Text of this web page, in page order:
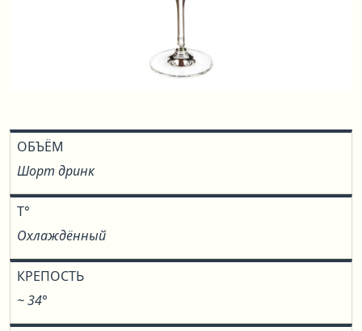
ОБЪЁМ
Шорт дринк
T°
Охлаждённый
КРЕПОСТЬ
~ 34°